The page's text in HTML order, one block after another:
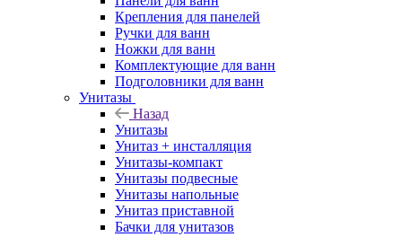
Крепления для панелей
Ручки для ванн
Ножки для ванн
Комплектующие для ванн
Подголовники для ванн
Унитазы
Назад
Унитазы
Унитаз + инсталляция
Унитазы-компакт
Унитазы подвесные
Унитазы напольные
Унитаз приставной
Бачки для унитазов